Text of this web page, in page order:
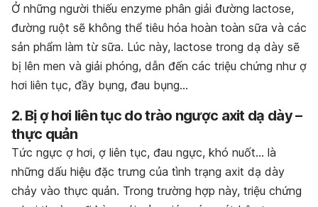
Ở những người thiếu enzyme phân giải đường lactose,
đường ruột sẽ không thể tiêu hóa hoàn toàn sữa và các
sản phẩm làm từ sữa. Lúc này, lactose trong dạ dày sẽ
bị lên men và giải phóng, dẫn đến các triệu chứng như ợ
hơi liên tục, đầy bụng, đau bụng…
2. Bị ợ hơi liên tục do trào ngược axit dạ dày –
thực quản
Tức ngực ợ hơi, ợ liên tục, đau ngực, khó nuốt… là
những dấu hiệu đặc trưng của tình trạng axit dạ dày
chảy vào thực quản. Trong trường hợp này, triệu chứng